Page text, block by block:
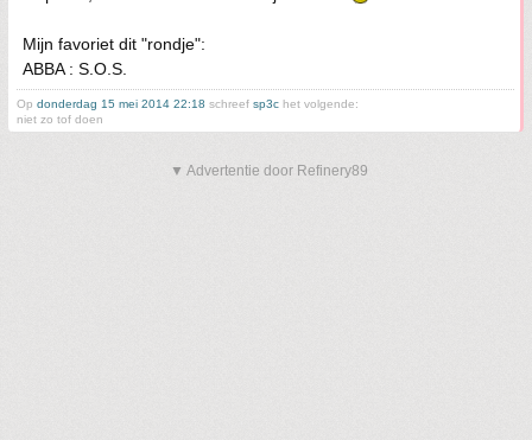
Mijn favoriet dit "rondje":
ABBA : S.O.S.
Op donderdag 15 mei 2014 22:18 schreef sp3c het volgende:
niet zo tof doen
▼ Advertentie door Refinery89